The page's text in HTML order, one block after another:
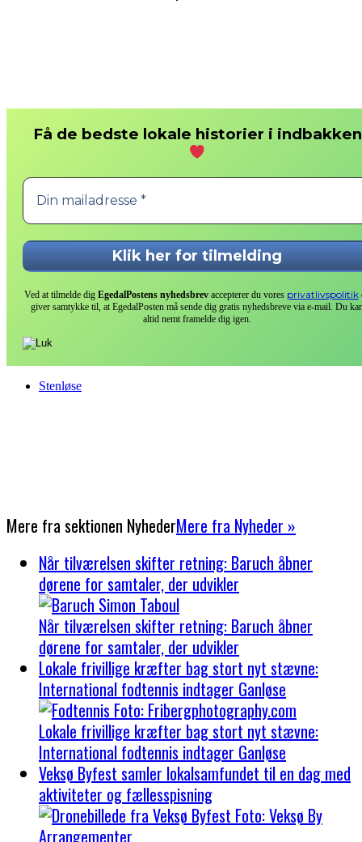
Få de bedste lokale historier i indbakken
Ved at tilmelde dig EgedalPostens nyhedsbrevaccepterer du vores privatlivspolitik
giver samtykke til, at EgedalPosten må sende dig gratis nyhedsbreve via e-mail. Du
altid nemt framelde dig igen.
Stenløse
Mere fra sektionen NyhederMere fra Nyheder »
Når tilværelsen skifter retning: Baruch åbner
dørene for samtaler, der udvikler
Når tilværelsen skifter retning: Baruch åbner
dørene for samtaler, der udvikler
Lokale frivillige kræfter bag stort nyt stævne:
International fodtennis indtager Ganløse
Lokale frivillige kræfter bag stort nyt stævne:
International fodtennis indtager Ganløse
Veksø Byfest samler lokalsamfundet til en dag med
aktiviteter og fællesspisning